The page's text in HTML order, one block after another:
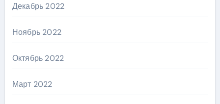
Декабрь 2022
Ноябрь 2022
Октябрь 2022
Март 2022